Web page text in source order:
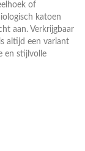
of
katoen
aan. Verkrijgbaar
altijd een variant
en stijlvolle